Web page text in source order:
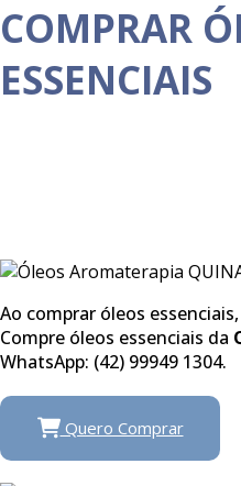
COMPRAR
ESSENCIAIS
Ao comprar óleos
Compre óleos essenciais da
WhatsApp: (42) 99949 1304.
Quero Comprar